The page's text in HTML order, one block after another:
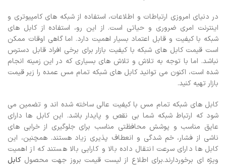
در دنیای امروزی ارتباطات و اطلاعات، استفاده از شبکه های کامپیوتری و
اینترنت امری ضروری و حیاتی است. از این رو، استفاده از کابل های
شبکه با کیفیت و قابل اعتماد بسیار اهمیت دارد. اما گاهی اوقات ممکن
است قیمت کابل های شبکه با کیفیت بازار برای برخی افراد قابل دسترس
نباشد. اما با توجه به تلاش و تلاش های بسیاری که در این زمینه انجام
شده است، اکنون می توانید کابل های شبکه تمام مس عمده را زیر قیمت
بازار تهیه کنید.
کابل های شبکه تمام مس با کیفیت عالی ساخته شده اند و تضمین می
شود که ارتباط شبکه شما بی نقص و پایدار باشد. این کابل ها دارای
عایق مناسب و پوشش محافظتی مناسب برای جلوگیری از خرابی های
ناشی از فشار، خم شدگی و انعطاف پذیری زیاد هستند. همچنین، این
کابل ها دارای سرعت انتقال داده بالا و کارایی بالا هستند که از اهمیت
ویژه ای برخوردارند.برای اطلاع از لیست قیمت بروز جهت محصول کابل